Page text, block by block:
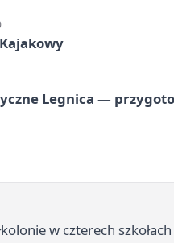
Legnica —
w czterech